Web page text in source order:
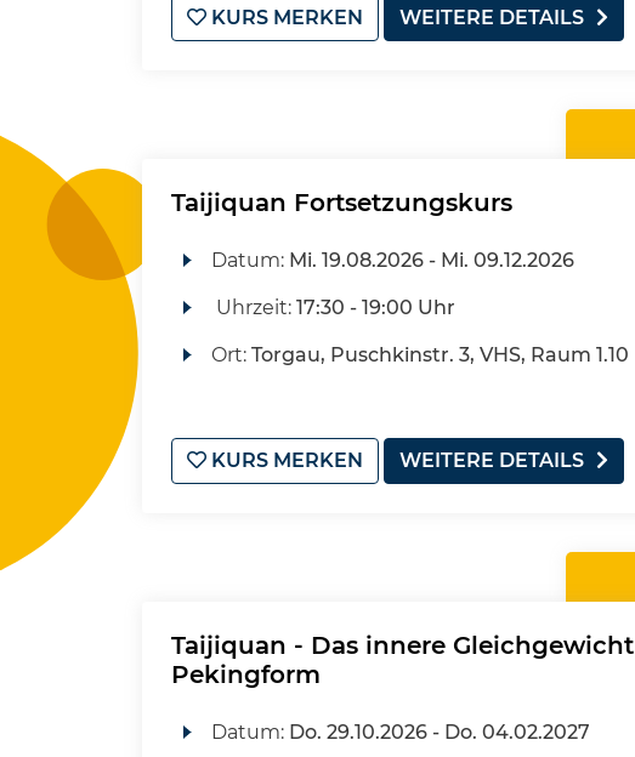
KURS MERKEN WEITERE DETAILS
Taijiquan Fortsetzungskurs
Datum: Mi. 19.08.2026 - Mi. 09.12.2026
Uhrzeit: 17:30 - 19:00 Uhr
Ort: Torgau, Puschkinstr. 3, VHS, Raum 1.10
KURS MERKEN WEITERE DETAILS
Taijiquan - Das innere
Pekingform
Datum: Do. 29.10.2026 - Do. 04.02.2027